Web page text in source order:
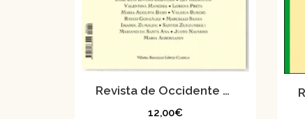
Revista de Occidente nº 434-435 – Julio-Agosto 2017
12,00€